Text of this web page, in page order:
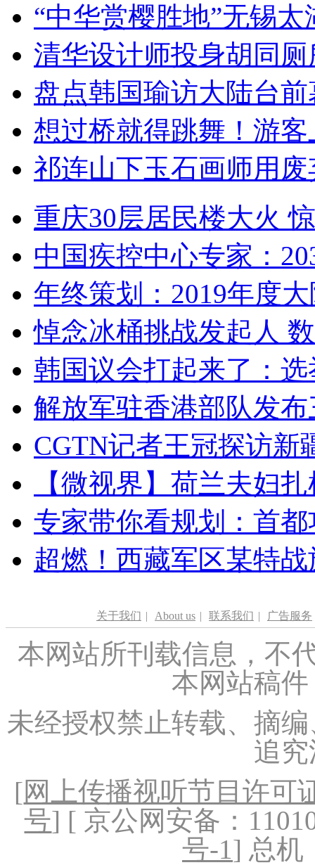
“中华赏樱胜地”无锡
清华设计师投身胡同
盘点韩国瑜访大陆台
想过桥就得跳舞！游客
祁连山下玉石画师用
重庆30层居民楼大火
中国疾控中心专家：
年终策划：2019年度
悼念冰桶挑战发起人
韩国议会打起来了：
解放军驻香港部队发
CGTN记者王冠探访新
【微视界】荷兰夫妇
专家带你看规划：首
超燃！西藏军区某特
关于我们 | About us | 联系我们 | 广告服务
本网站所刊载信息，不
本网站稿
未经授权禁止转载、摘
追
[网上传播视听节目许可
号] [ 京公网安备：
号-1] 总机